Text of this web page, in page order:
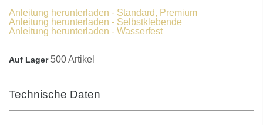
Anleitung herunterladen - Standard, Premium
Anleitung herunterladen - Selbstklebende
Anleitung herunterladen - Wasserfest
Auf Lager 500 Artikel
Technische Daten